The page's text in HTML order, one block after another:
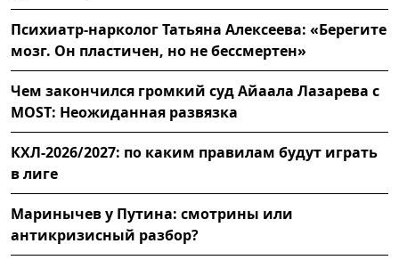
Психиатр-нарколог Татьяна Алексеева: «Берегите
мозг. Он пластичен, но не бессмертен»
Чем закончился громкий суд Айаала Лазарева с
MOST: Неожиданная развязка
КХЛ-2026/2027: по каким правилам будут играть
в лиге
Маринычев у Путина: смотрины или
антикризисный разбор?